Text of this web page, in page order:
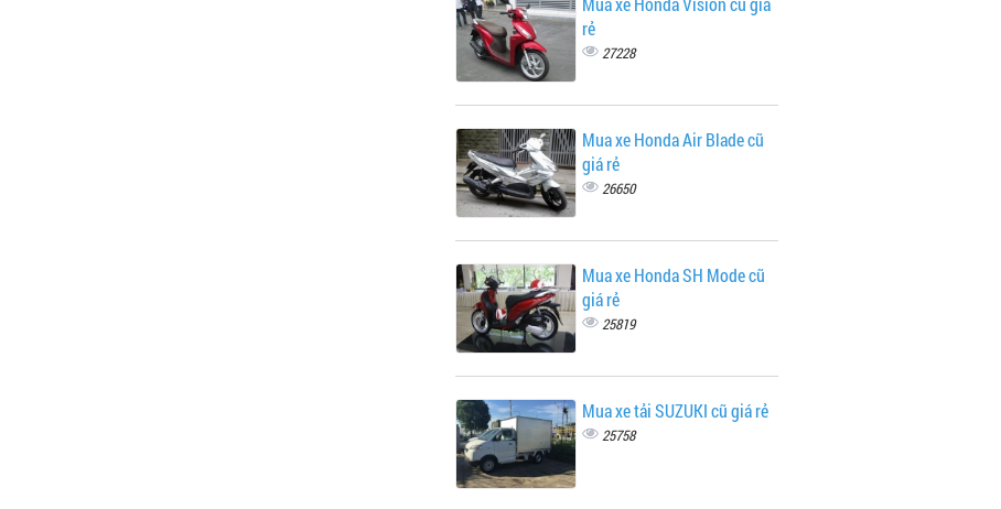
rẻ
27228
Mua xe Honda Air Blade cũ
giá rẻ
26650
Mua xe Honda SH Mode cũ
giá rẻ
25819
Mua xe tải SUZUKI cũ giá rẻ
25758